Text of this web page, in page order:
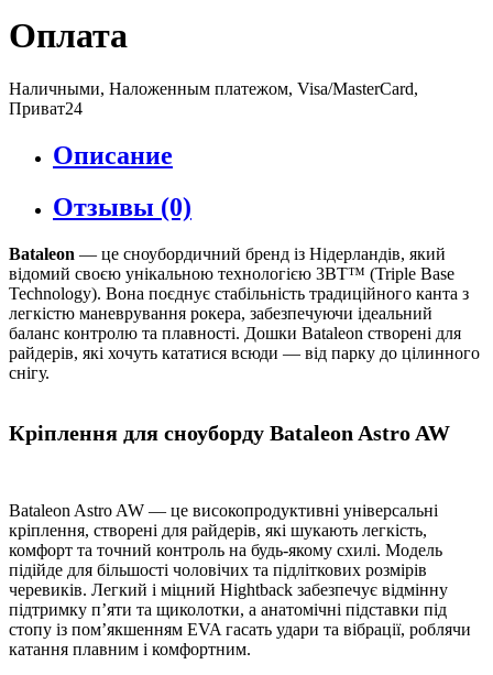
Оплата
Наличными, Наложенным платежом, Visa/MasterCard,
Приват24
Описание
Отзывы (0)
Bataleon — це сноубордичний бренд із Нідерландів, який
відомий своєю унікальною технологією 3BT™ (Triple Base
Technology). Вона поєднує стабільність традиційного канта з
легкістю маневрування рокера, забезпечуючи ідеальний
баланс контролю та плавності. Дошки Bataleon створені для
райдерів, які хочуть кататися всюди — від парку до цілинного
снігу.
Кріплення для сноуборду Bataleon Astro AW
Bataleon Astro AW — це високопродуктивні універсальні
кріплення, створені для райдерів, які шукають легкість,
комфорт та точний контроль на будь-якому схилі. Модель
підійде для більшості чоловічих та підліткових розмірів
черевиків. Легкий і міцний Hightback забезпечує відмінну
підтримку п’яти та щиколотки, а анатомічні підставки під
стопу із пом’якшенням EVA гасать удари та вібрації, роблячи
катання плавним і комфортним.